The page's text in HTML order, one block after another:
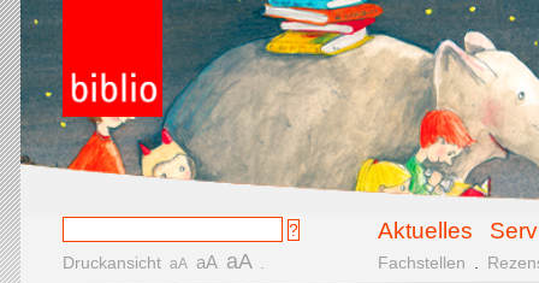
Aktuelles
Druckansicht aA aA aA Fachstellen